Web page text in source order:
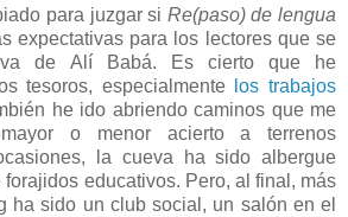
para juzgar si Re(paso) de lengua
expectativas para los lectores que se
de Alí Babá. Es cierto que he
tesoros, especialmente
los trabajos
he ido abriendo caminos que me
o menor acierto a terrenos
la cueva ha sido albergue
forajidos educativos. Pero, al final, más
ha sido un club social, un salón en el